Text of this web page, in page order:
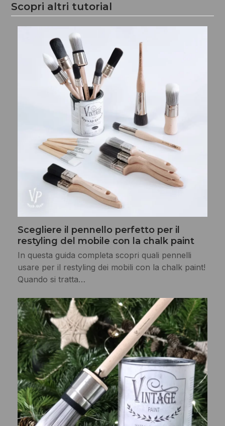
Scopri altri tutorial
Scegliere il pennello perfetto per il
restyling del mobile con la chalk paint
In questa guida completa scopri quali pennelli
usare per il restyling dei mobili con la chalk paint!
Quando si tratta…